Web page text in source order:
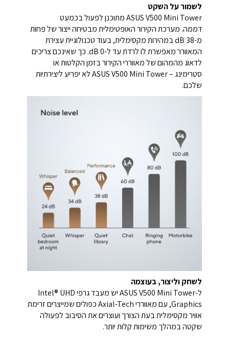
לשמור על השקט
ASUS V500 Mini Tower מתוכנן לפעול בכמעט
דממה. מערכת הקירור האופטימלית מבטיחה ייצור של פחות
מ-38 dB במהירות מקסימלית, בעוד טכנולוגיית עצירת
המאוורר מאפשרת לו לרדת עד ל-0 dB. כך שאינכם צריכים
לדאוג מהמהום של מאווררי הקירור בזמן הקלטות או
סטרימינג – ASUS V500 Mini Tower לא יפריע ליצירתיות
שלכם.
לשחק וליצור, בעוצמה
ל-ASUS V500 Mini Tower יש מעבד גרפי Intel® UHD
Graphics, עם מאווררי Axial-Tech כפולים שמייצרים זרימת
אוויר מקסימלית בעת הצורך ועוצרים את הסיבוב לפעולה
שקטה במהלך משימות קלות יותר.